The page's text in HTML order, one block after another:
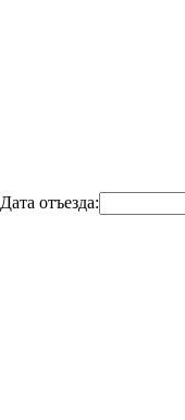
Дата отъезда: